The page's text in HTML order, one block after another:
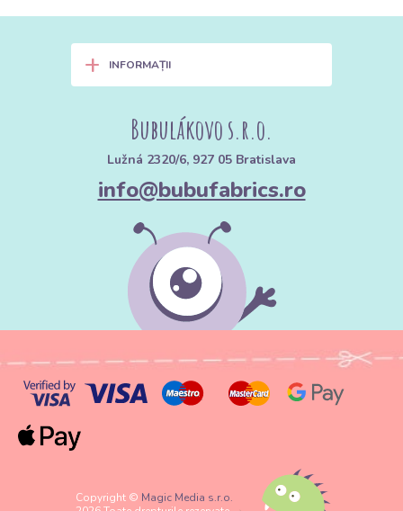
+ INFORMAȚII
Bubulákovo s.r.o.
Lužná 2320/6, 927 05 Bratislava
info@bubufabrics.ro
Copyright © Magic Media s.r.o.